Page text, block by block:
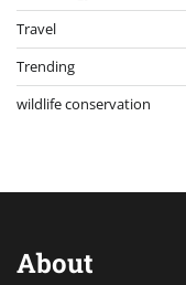
Travel
Trending
wildlife conservation
About